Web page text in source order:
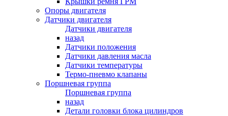
Опоры двигателя
Датчики двигателя
Датчики двигателя
назад
Датчики положения
Датчики давления масла
Датчики температуры
Термо-пневмо клапаны
Поршневая группа
Поршневая группа
назад
Детали головки блока цилиндров